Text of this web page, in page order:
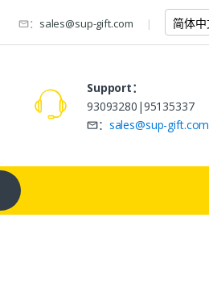
： sales@sup-gift.com
Support：
93093280|95135337
： sales@sup-gift.com